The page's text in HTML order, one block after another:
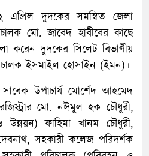
এপ্রিল দুদকের সমন্বিত জেলা
মো. জাবেদ হাবীবের কাছে
করেন দুদকের সিলেট বিভাগীয়
ইসমাইল হোসাইন (ইমন)।
উপাচার্য মোর্শেদ আহমেদ
মো. নঈমুল হক চৌধুরী,
ফাহিমা খানম চৌধুরী,
সহকারী কলেজ পরিদর্শক